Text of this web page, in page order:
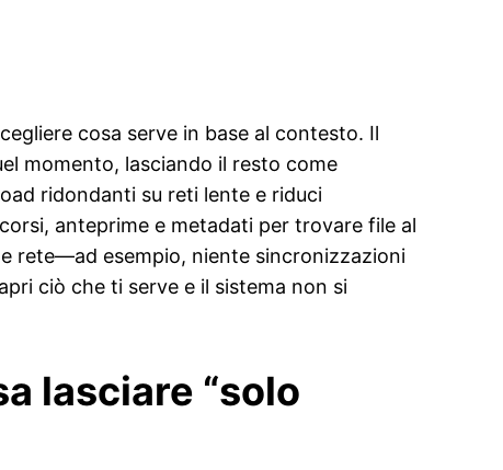
cosa serve in base al contesto. Il
momento, lasciando il resto come
ridondanti su reti lente e riduci
anteprime e metadati per trovare file al
rete—ad esempio, niente sincronizzazioni
ciò che ti serve e il sistema non si
lasciare “solo